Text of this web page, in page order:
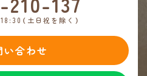
（土日祝を除く）
い合わせ